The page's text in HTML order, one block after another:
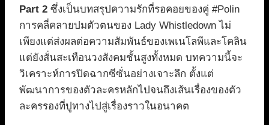
Part 2 ซึ่งเป็นบทสรุปความรักที่รอคอยของคู่ #Polin
การคลี่คลายปมตัวตนของ Lady Whistledown ไม่
เพียงแต่ส่งผลต่อความสัมพันธ์ของเพเนโลพีและโคลิน
แต่ยังสั่นสะเทือนวงสังคมชั้นสูงทั้งหมด บทความนี้จะ
วิเคราะห์การปิดฉากซีซั่นอย่างเจาะลึก ตั้งแต่
พัฒนาการของตัวละครหลักไปจนถึงเส้นเรื่องของตัว
ละครรองที่ปูทางไปสู่เรื่องราวในอนาคต